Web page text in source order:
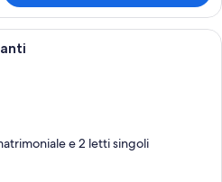
Una camera d'albergo con un letto,
e 2 letti singoli